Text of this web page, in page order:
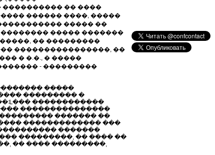
�� ����
������ ����, �����
����� ��
�������� ����� �������
�� ���������
����������������, ��
� �.�., � �����
- ���������
�����
��������� �
������������
���������������
������� ��
������������� ���
�������
���������, �� ���� ��
�� ���� ���������,